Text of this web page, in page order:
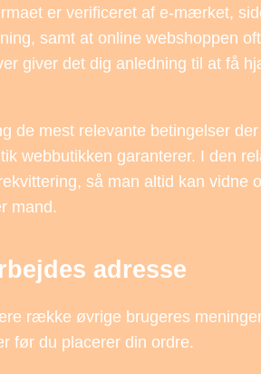
er verificeret af e-mærket,
samt at online webshoppen
giver det dig anledning til at få
de mest relevante betingelser
webbutikken garanterer. I den
så man altid kan vidne
mand.
adresse
række øvrige brugeres
før du placerer din ordre.